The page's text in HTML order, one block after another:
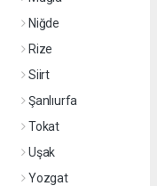
Niğde
Rize
Siirt
Şanlıurfa
Tokat
Uşak
Yozgat